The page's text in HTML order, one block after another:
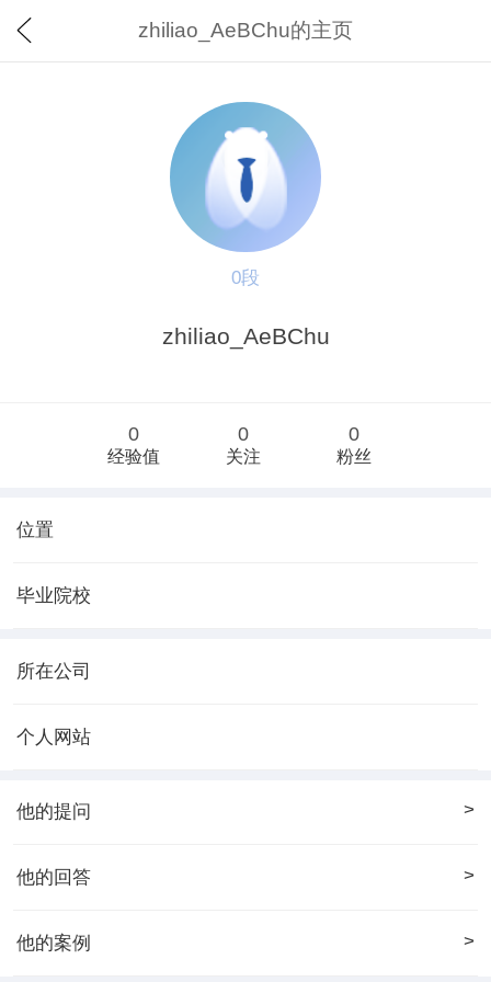
zhiliao_AeBChu的主页
0段
zhiliao_AeBChu
0
经验值
0
关注
0
粉丝
位置
毕业院校
所在公司
个人网站
他的提问 >
他的回答 >
他的案例 >